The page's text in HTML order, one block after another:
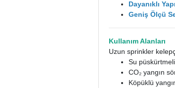
Dayanıklı
Geniş Ölçü
Kullanım Alanları
Uzun sprinkler
Su
CO₂ yangın
Köpüklü